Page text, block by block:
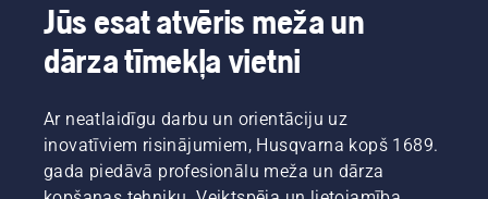
Jūs esat atvēris meža un
dārza tīmekļa vietni
Ar neatlaidīgu darbu un orientāciju uz
inovatīviem risinājumiem, Husqvarna kopš 1689.
gada piedāvā profesionālu meža un dārza